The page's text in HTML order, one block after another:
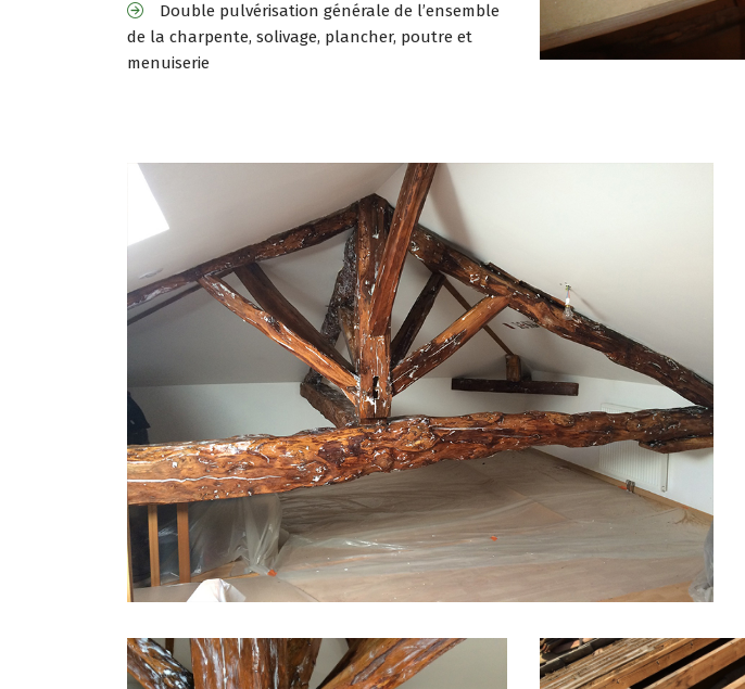
Double pulvérisation générale de l’ensemble
de la charpente, solivage, plancher, poutre et
menuiserie